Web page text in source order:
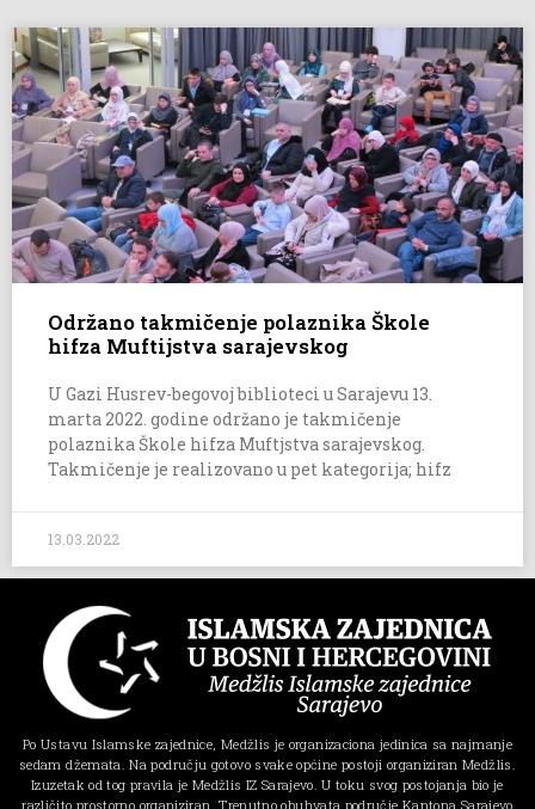
Održano takmičenje polaznika Škole
hifza Muftijstva sarajevskog
U Gazi Husrev-begovoj biblioteci u Sarajevu 13.
marta 2022. godine održano je takmičenje
polaznika Škole hifza Muftjstva sarajevskog.
Takmičenje je realizovano u pet kategorija; hifz
13.03.2022
Po Ustavu Islamske zajednice, Medžlis je organizaciona jedinica sa najmanje
sedam džemata. Na području gotovo svake općine postoji organiziran Medžlis.
Izuzetak od tog pravila je Medžlis IZ Sarajevo. U toku svog postojanja bio je
različito prostorno organiziran. Trenutno obuhvata područje Kantona Sarajevo